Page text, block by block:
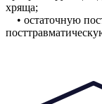
хряща;
• остаточную